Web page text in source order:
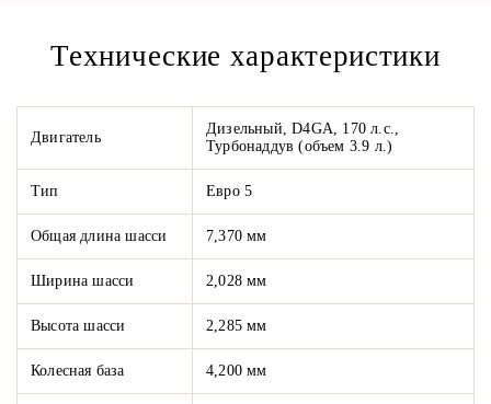
Технические характеристики
Двигатель
Дизельный, D4GA, 170 л.с.,
Турбонаддув (объем 3.9 л.)
Тип Евро 5
Общая длина шасси 7,370 мм
Ширина шасси 2,028 мм
Высота шасси 2,285 мм
Колесная база 4,200 мм